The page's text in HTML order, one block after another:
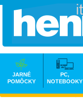
JARNÉ
POMÔCKY
PC,
NOTEBOOKY